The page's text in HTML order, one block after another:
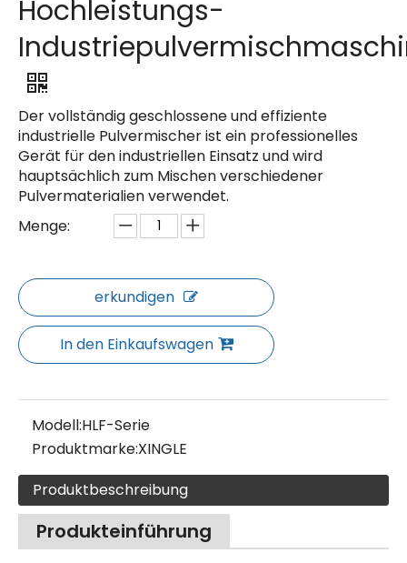
Hochleistungs-
Der vollständig geschlossene und effiziente
industrielle Pulvermischer ist ein professionelles
Gerät für den industriellen Einsatz und wird
hauptsächlich zum Mischen verschiedener
Pulvermaterialien verwendet.
Menge:
erkundigen
In den Einkaufswagen
Modell:HLF-Serie
Produktmarke:XINGLE
Produktbeschreibung
Produkteinführung